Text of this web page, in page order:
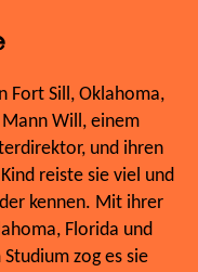
Fort Sill, Oklahoma,
Will, einem
und ihren
reiste sie viel und
kennen. Mit ihrer
Florida und
zog es sie